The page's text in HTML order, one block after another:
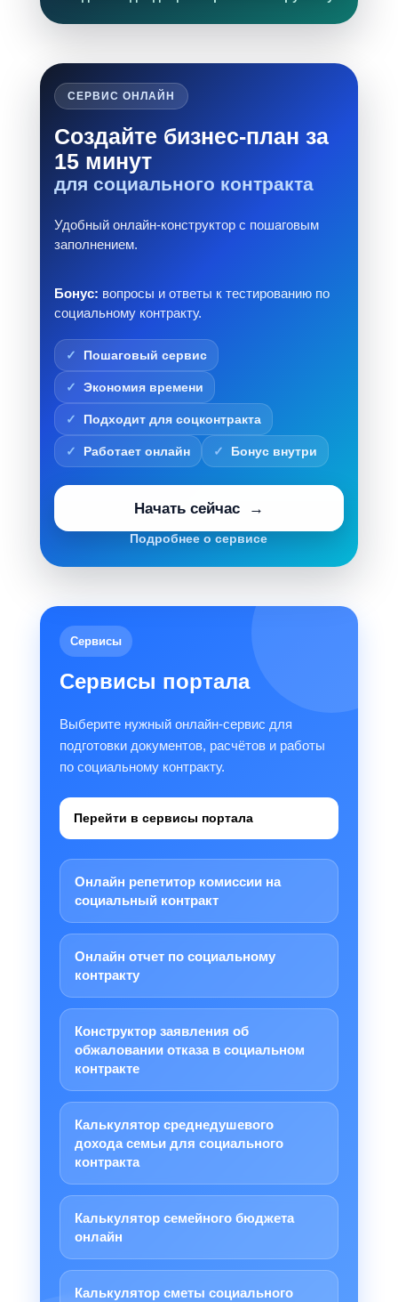
СЕРВИС ОНЛАЙН
Создайте бизнес-план за
15 минут
для социального контракта
Удобный онлайн-конструктор с пошаговым
заполнением.
Бонус: вопросы и ответы к тестированию по
социальному контракту.
Пошаговый сервис
Экономия времени
Подходит для соцконтракта
Работает онлайн Бонус внутри
Начать сейчас
Подробнее о сервисе
Сервисы
Сервисы портала
Выберите нужный онлайн-сервис для
подготовки документов, расчётов и работы
по социальному контракту.
Перейти в сервисы портала
Онлайн репетитор комиссии на
социальный контракт
Онлайн отчет по социальному
контракту
Конструктор заявления об
обжаловании отказа в социальном
контракте
Калькулятор среднедушевого
дохода семьи для социального
контракта
Калькулятор семейного бюджета
онлайн
Калькулятор сметы социального